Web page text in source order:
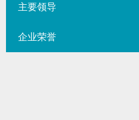
主要领导
企业荣誉